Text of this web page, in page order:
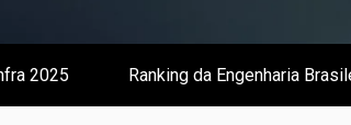
| O
2025 Ranking da Engenharia